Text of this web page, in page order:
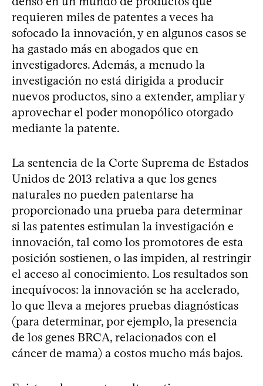
requieren miles de patentes a veces ha
sofocado la innovación, y en algunos casos se
ha gastado más en abogados que en
investigadores. Además, a menudo la
investigación no está dirigida a producir
nuevos productos, sino a extender, ampliar y
aprovechar el poder monopólico otorgado
mediante la patente.
La sentencia de la Corte Suprema de Estados
Unidos de 2013 relativa a que los genes
naturales no pueden patentarse ha
proporcionado una prueba para determinar
si las patentes estimulan la investigación e
innovación, tal como los promotores de esta
posición sostienen, o las impiden, al restringir
el acceso al conocimiento. Los resultados son
inequívocos: la innovación se ha acelerado,
lo que lleva a mejores pruebas diagnósticas
(para determinar, por ejemplo, la presencia
de los genes BRCA, relacionados con el
cáncer de mama) a costos mucho más bajos.